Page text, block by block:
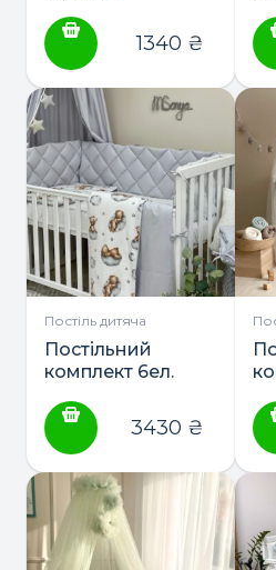
ТМ Маленька
Соня
1340 ₴
Постіль дитяча
Постільний
комплект 6ел.
Маленька Соня
3430 ₴